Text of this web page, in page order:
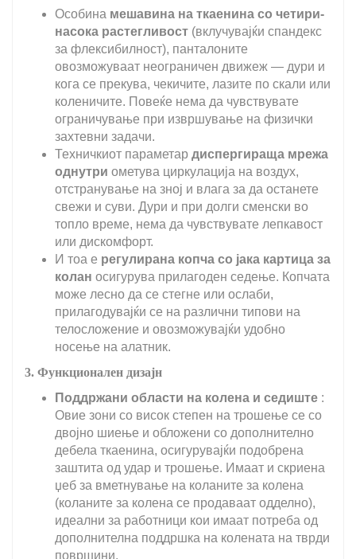
Особина мешавина на ткаенина со четири-
насока растегливост (вклучувајќи спандекс
за флексибилност), панталоните
овозможуваат неограничен движеж — дури и
кога се прекува, чекичите, лазите по скали или
коленичите. Повеќе нема да чувствувате
ограничување при извршување на физички
захтевни задачи.
Техничкиот параметар диспергираща мрежа
однутри ометува циркулација на воздух,
отстранување на зној и влага за да останете
свежи и суви. Дури и при долги сменски во
топло време, нема да чувствувате лепкавост
или дискомфорт.
И тоа е регулирана копча со јака картица за
колан осигурува прилагоден седење. Копчата
може лесно да се стегне или ослаби,
прилагодувајќи се на различни типови на
телосложение и овозможувајќи удобно
носење на алатник.
3. Функционален дизајн
Поддржани области на колена и седиште :
Овие зони со висок степен на трошење се со
двојно шиење и обложени со дополнително
дебела ткаенина, осигурувајќи подобрена
заштита од удар и трошење. Имаат и скриена
џеб за вметнување на коланите за колена
(коланите за колена се продаваат одделно),
идеални за работници кои имаат потреба од
дополнителна поддршка на колената на тврди
површини.